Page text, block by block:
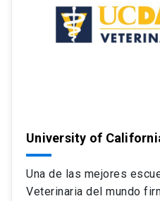
University of
Una de las mejores
Veterinaria del mundo